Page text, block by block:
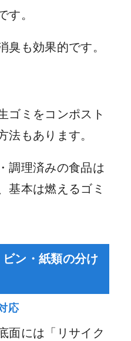
す。
臭も効果的です。
ゴミをコンポスト
法もあります。
調理済みの食品は
基本は燃えるゴミ
ン・紙類の分け
応
面には「リサイク